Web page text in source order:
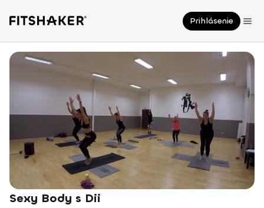
Prihlásenie
Sexy Body s Dii